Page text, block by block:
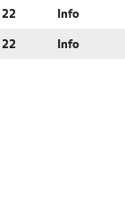
22 Info
22 Info